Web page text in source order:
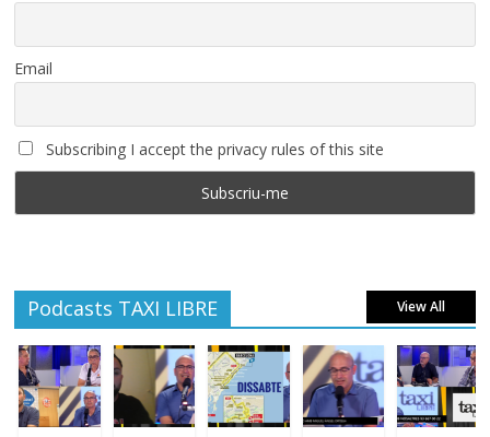
Email
Subscribing I accept the privacy rules of this site
Podcasts TAXI LIBRE View All